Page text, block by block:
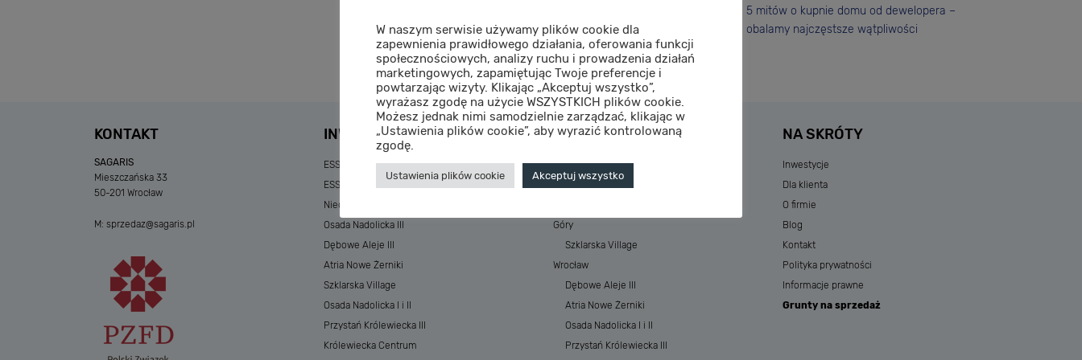
5 mitów o kupnie domu od dewelopera –
obalamy najczęstsze wątpliwości
KONTAKT
SAGARIS
Mieszczańska 33
50-201 Wrocław
M: sprzedaz@sagaris.pl
INWESTYCJE
ESSENSE Baltic Resort&SPA
ESSENSE Baltic Resort&SPA II
Niedziałkowskiego Park
Osada Nadolicka III
Dębowe Aleje III
Atria Nowe Żerniki
Szklarska Village
Osada Nadolicka I i II
Przystań Królewiecka III
Królewiecka Centrum
MIASTA
Morze
Góry
Szklarska Village
Wrocław
Dębowe Aleje III
Atria Nowe Żerniki
Osada Nadolicka I i II
Przystań Królewiecka III
NA SKRÓTY
Inwestycje
Dla klienta
O firmie
Blog
Kontakt
Polityka prywatności
Informacje prawne
Grunty na sprzedaż
W naszym serwisie używamy plików cookie dla
zapewnienia prawidłowego działania, oferowania funkcji
społecznościowych, analizy ruchu i prowadzenia działań
marketingowych, zapamiętując Twoje preferencje i
powtarzając wizyty. Klikając „Akceptuj wszystko”,
wyrażasz zgodę na użycie WSZYSTKICH plików cookie.
Możesz jednak nimi samodzielnie zarządzać, klikając w
„Ustawienia plików cookie”, aby wyrazić kontrolowaną
zgodę.
Ustawienia plików cookie Akceptuj wszystko